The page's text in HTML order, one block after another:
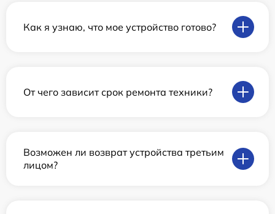
Как я узнаю, что мое устройство готово?
От чего зависит срок ремонта техники?
Возможен ли возврат устройства третьим
лицом?